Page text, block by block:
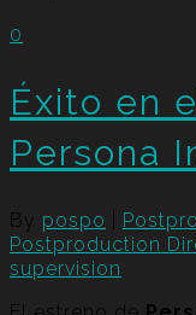
0
Éxito en
Persona
By pospo
Postproduction
supervision